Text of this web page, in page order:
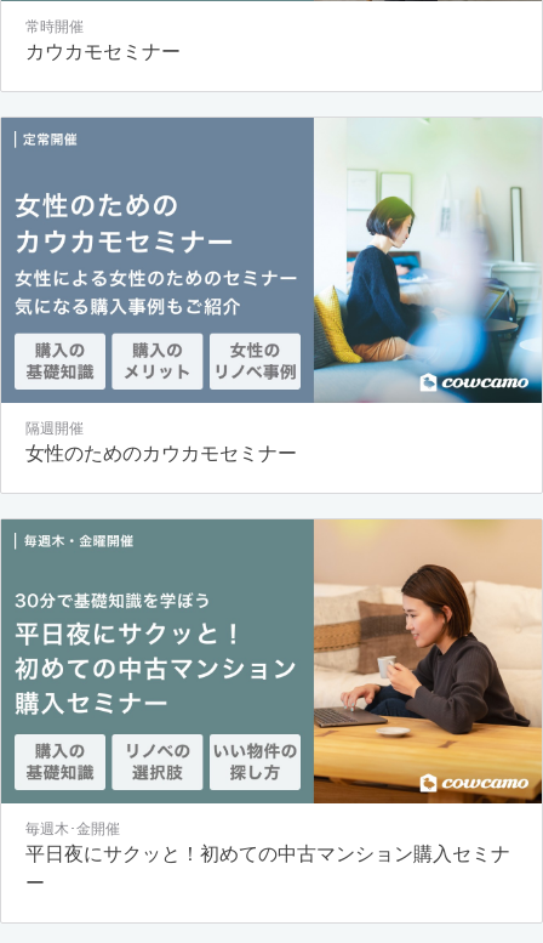
常時開催
カウカモセミナー
隔週開催
女性のためのカウカモセミナー
毎週木･金開催
平日夜にサクッと！初めての中古マンション購入セミナ
ー